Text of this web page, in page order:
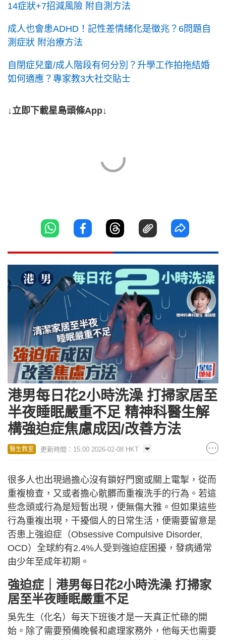
14症狀+7招減風險 附自測方法
成人也會患ADHD！記性差情緒化是徵兆？6問題自
測症狀 附治療方法
自閉症兒童/成人階段有何分別？升學工作拍拖結婚
如何適應？專家教3大社交貼士
↓立即下載星島頭條App↓
港男每日花2小時洗澡 打掃家居至
半夜睡眠嚴重不足 精神科醫生解
構強迫症焦慮成因/改善方法
醫生教室 更新時間：15:00 2026-02-08 HKT
很多人也出現過擔心沒有鎖好門窗或關上電掣，從而
重複檢查，又或者擔心骯髒而重複洗手的行為。若這
些念頭或行為是短暫出現，便無傷大雅。但如果這些
行為重複出現，干擾個人的日常生活，便需要留意是
否患上強迫症（Obsessive Compulsive Disorder,
OCD）全球約有2.4%人受到強迫症困擾，發病通常
由少年至成年初期。
強迫症｜港男每日花2小時洗澡 打掃家
居至半夜睡眠嚴重不足
吳先生（化名）每天下班後才是一天真正忙碌的開
始。除了需要預備晚餐和處理家務外，他每天也需要